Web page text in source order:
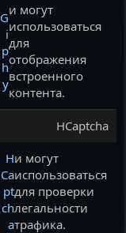
G
i
p
h
y
и могут
использоваться
для
отображения
встроенного
контента.
HCaptcha
H
Ca
pt
ch
a
и могут
использоваться
для проверки
легальности
трафика.